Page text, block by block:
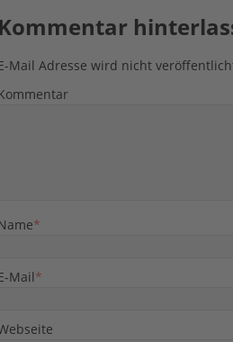
Kommentar
Mail Adresse wird nicht
*
Mail*